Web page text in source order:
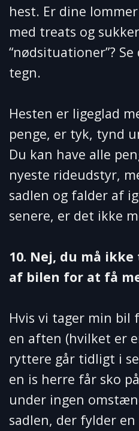
hest. Er dine
med treats og
“nødsituationer”?
tegn.
Hesten er ligeglad
penge, er tyk, tynd
Du kan have alle
nyeste rideudstyr,
sadlen og falder af
senere, er det ikke
10. Nej, du må
af bilen for at få
Hvis vi tager min bil
en aften (hvilket er
ryttere går tidligt i
en is herre får sko
under ingen
sadlen, der fylder